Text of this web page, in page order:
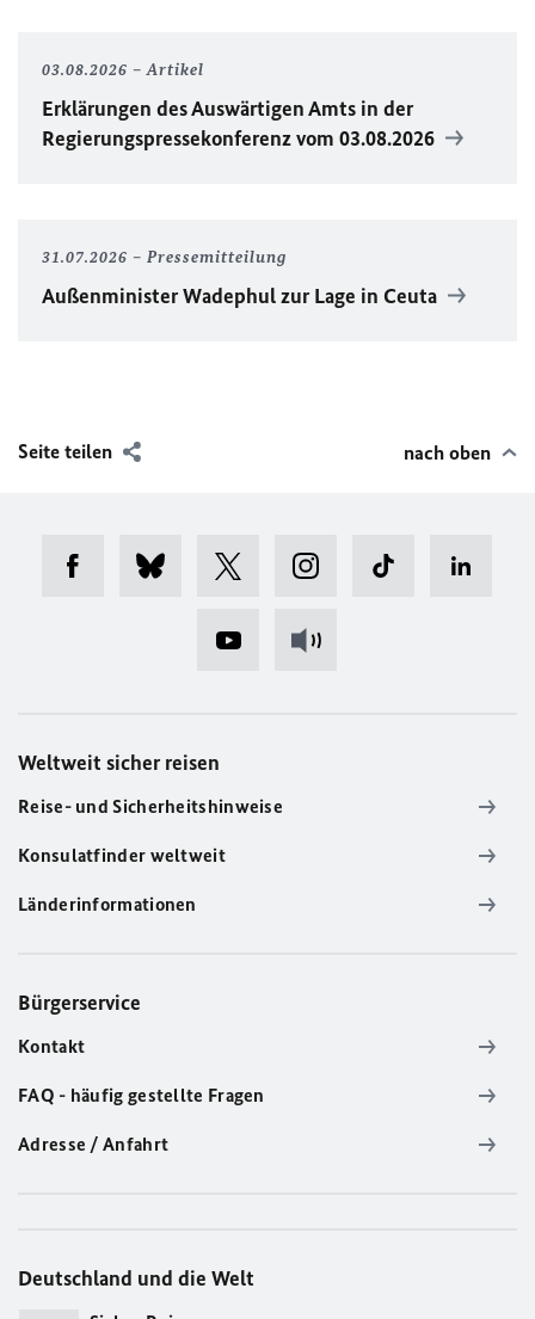
03.08.2026 Artikel
Erklärungen des Auswärtigen Amts in der
Regierungspressekonferenz vom 03.08.2026
31.07.2026 Pressemitteilung
Außenminister Wadephul zur Lage in Ceuta
Seite teilen nach oben
Weltweit sicher reisen
Reise- und Sicherheitshinweise
Konsulatfinder weltweit
Länderinformationen
Bürgerservice
Kontakt
FAQ - häufig gestellte Fragen
Adresse / Anfahrt
Deutschland und die Welt